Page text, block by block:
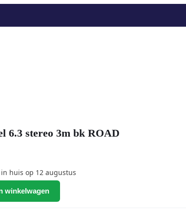
6.3 stereo 3m bk ROAD
huis op 12 augustus
winkelwagen